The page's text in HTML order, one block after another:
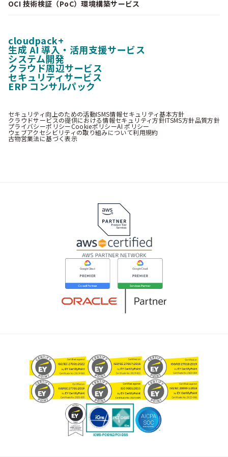
OCI 技術検証（PoC）環境構築サービス
cloudpack+
生成 AI 導入・活用支援サービス
システム開発
クラウド周辺サービス
セキュリティサービス
ERP コンサルパック
セキュリティ向上のための活動ISMS情報セキュリティ基本方針
クラウドサービスの提供における情報セキュリティ方針ITSMS方針品質方針
プライバシーポリシーCookieポリシーAI ポリシー
ウェブアクセシビリティの取り組みについて利用規約
古物営業法に基づく表示